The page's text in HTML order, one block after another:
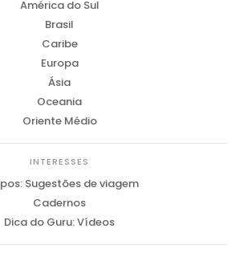
América do Sul
Brasil
Caribe
Europa
Ásia
Oceania
Oriente Médio
INTERESSES
Sugestões de viagem
Cadernos
Dica do Guru: Vídeos